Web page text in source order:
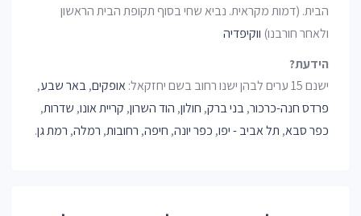
הבית. (דמות מקראית. נביא שחי בסוף תקופת הבית הראשון
ולאחר חורבנו) ווקיפדיה
הידעת?
ישנם 15 ערים לבהן ישנו רחוב בשם יחזקאל:
אופקים,באר שבע,
פרדס חנה-כרכור,בני ברק, חולון, הוד השרון, קריית אונו, שדרות,
כפר סבא, תל אביב - יפו, כפר יונה, חיפה, רחובות, רמלה, רמת גן.